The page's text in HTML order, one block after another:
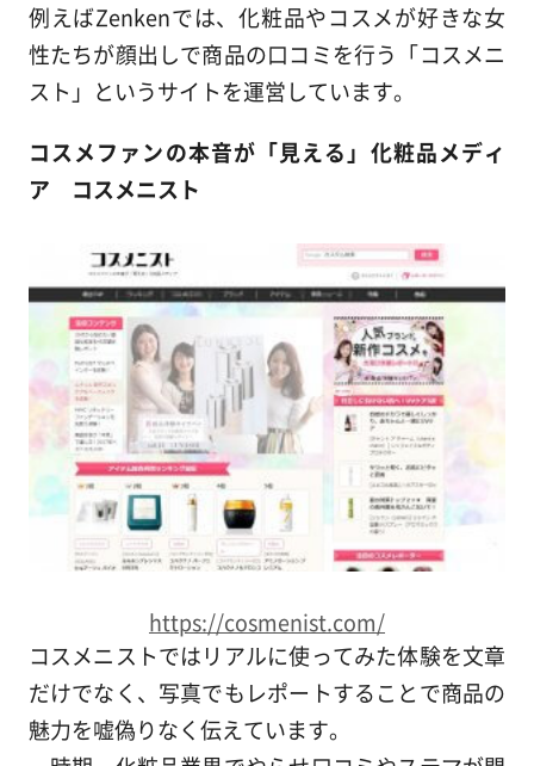
例えばZenkenでは、化粧品やコスメが好きな女
性たちが顔出しで商品の口コミを行う「コスメニ
スト」というサイトを運営しています。
コスメファンの本音が「見える」化粧品メディ
ア コスメニスト
https://cosmenist.com/
コスメニストではリアルに使ってみた体験を文章
だけでなく、写真でもレポートすることで商品の
魅力を嘘偽りなく伝えています。